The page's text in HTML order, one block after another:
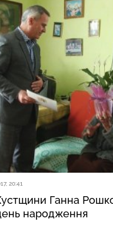
20:41
Ганна Рошко
народження